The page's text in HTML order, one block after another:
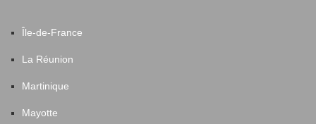
Île-de-France
La Réunion
Martinique
Mayotte